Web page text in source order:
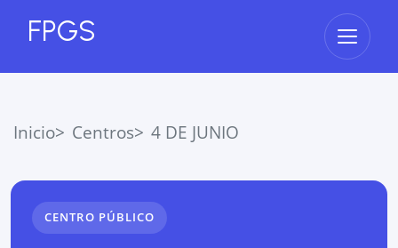
FPGS Abrir
Inicio Centros 4 DE JUNIO
CENTRO PÚBLICO